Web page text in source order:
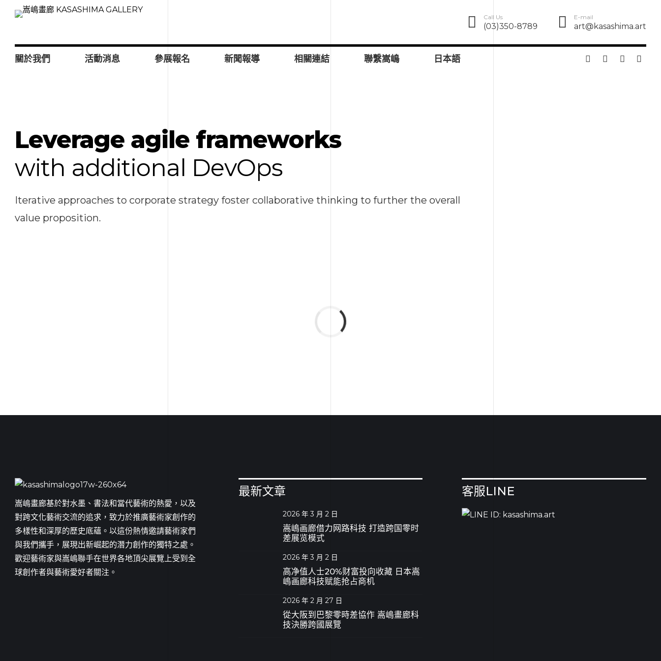
Call Us
(03)350-8789
E-mail
art@kasashima.art
關於我們 活動消息 參展報名 新聞報導 相關連結 聯繫嵩嶋 日本語
Leverage agile frameworks
with additional DevOps
Iterative approaches to corporate strategy foster collaborative thinking to further the overall
value proposition.
嵩嶋畫廊基於對水墨、書法和當代藝術的熱愛，以及
對跨文化藝術交流的追求，致力於推廣藝術家創作的
多樣性和深厚的歷史底蘊。以這份熱情邀請藝術家們
與我們攜手，展現出新崛起的潛力創作的獨特之處。
歡迎藝術家與嵩嶋聯手在世界各地頂尖展覽上受到全
球創作者與藝術愛好者關注。
最新文章
2026 年 3 月 2 日
嵩嶋画廊借力网路科技 打造跨国零时
差展览模式
2026 年 3 月 2 日
高净值人士20%财富投向收藏 日本嵩
嶋画廊科技赋能抢占商机
2026 年 2 月 27 日
從大阪到巴黎零時差協作 嵩嶋畫廊科
技決勝跨國展覽
客服LINE